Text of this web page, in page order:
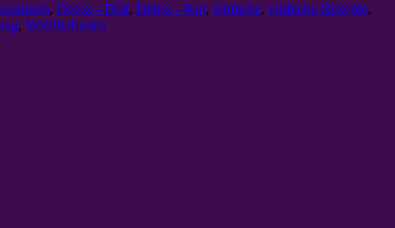
, Detox - Diät, Detox - Kur, einfache, einfache Rezepte,
, Wohlbefinden